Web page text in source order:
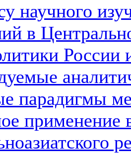
научного
в
России
парадигмы
применение